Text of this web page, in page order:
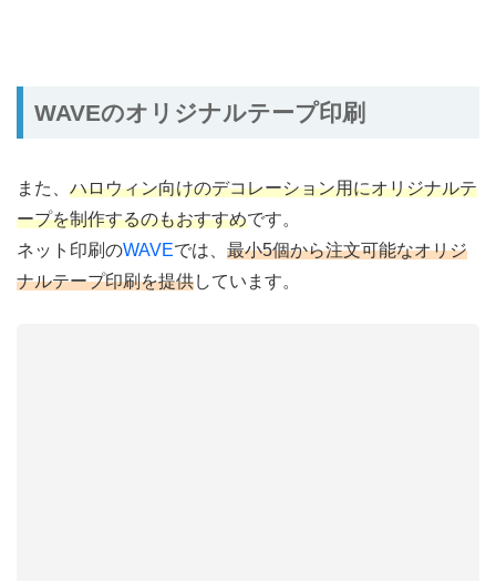
WAVEのオリジナルテープ印刷
また、 ハロウィン向けのデコレーション用にオリジナルテ
ープを制作するのもおすすめです。
ネット印刷のWAVEでは、 最小5個から注文可能なオリジ
ナルテープ印刷を提供しています。